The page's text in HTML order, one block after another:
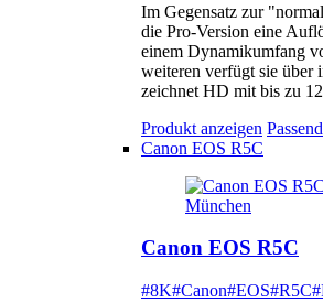
Im Gegensatz zur
die Pro-Version eine
einem Dynamikumfang
weiteren verfügt sie über
zeichnet HD mit bis zu
Produkt anzeigen
Canon EOS R5C
Canon EOS R5C
#8K#Canon#EOS#R5C